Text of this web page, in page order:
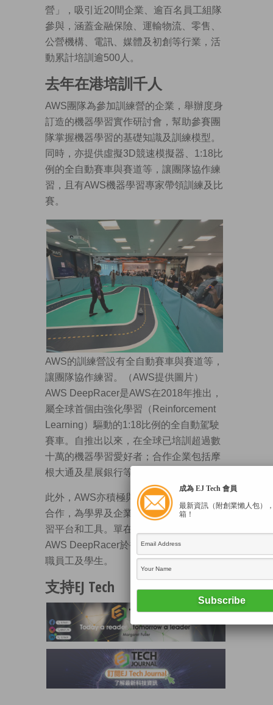
營」，吸引近20間企業、逾百名員工組隊
參與，涵蓋金融保險、運輸物流、零售、
公營機構、電訊、媒體及初創等行業，活
動累計培訓逾500人。
去年在港培訓千人
AWS團隊為參加訓練營的企業，舉辦度身
訂造的機器學習實作研討會，幫助參賽團
隊掌握機器學習的基礎知識及訓練模型。
同時，亦提供虛擬3D競速模擬器、1:18比
例的全自動賽車與賽道等，讓團隊協作練
習，且有AWS機器學習專家帶領訓練及比
賽。
AWS的訓練營設有全自動賽車與賽道等，
讓團隊協作練習。（AWS提供圖片）
AWS DeepRacer是AWS在2018年推出，
屬全球首個由強化學習（Reinforcement
Learning）驅動的1:18比例的全自動駕駛
賽車。自推出以來，在全球已培訓超過數
十萬的機器學習愛好者；合作企業包括摩
根大通及星展銀行等。
此外，AWS亦積極與香港本地組織及機構
合作，為學界及企業提供培訓和指導、學
習平台和工具。單在去年，AWS已透過
AWS DeepRacer於香港培訓過千名企業在
職員工及學生。
支持EJ Tech
成為 EJ Tech 會員
最新資訊（附創業懶人包）
箱！